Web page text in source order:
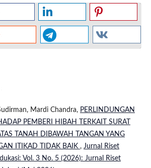
Mardi Chandra, PERLINDUNGAN
PEMBERI HIBAH TERKAIT SURAT
TANAH DIBAWAH TANGAN YANG
ITIKAD TIDAK BAIK , Jurnal Riset
Vol. 3 No. 5 (2026): Jurnal Riset